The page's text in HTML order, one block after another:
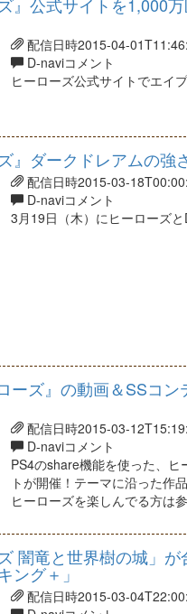
配信日時2015-04-
D-naviコメント
ヒーローズ公式サイトでエイ
』ダークドレアムの
配信日時2015-03-
D-naviコメント
3月19日（木）にヒーローズ
ーズ』の動画＆SSコ
配信日時2015-03-
D-naviコメント
PS4のshare機能を使った、
トが開催！テーマに沿った作
ヒーローズを楽しんでる方は
闇竜と世界樹の城」
ング＋」
配信日時2015-03-